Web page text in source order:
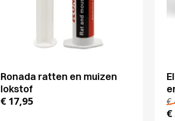
Ronada ratten en muizen
lokstof
€ 17,95 €
€